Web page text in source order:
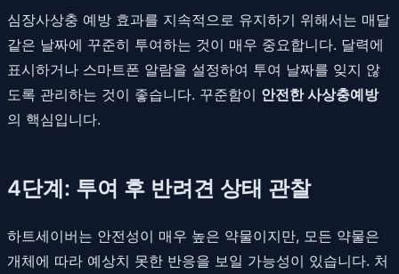
심장사상충 예방 효과를 지속적으로 유지하기 위해서는 매달
같은 날짜에 꾸준히 투여하는 것이 매우 중요합니다. 달력에
표시하거나 스마트폰 알람을 설정하여 투여 날짜를 잊지 않
도록 관리하는 것이 좋습니다. 꾸준함이 안전한 사상충예방
의 핵심입니다.
4단계: 투여 후 반려견 상태 관찰
하트세이버는 안전성이 매우 높은 약물이지만, 모든 약물은
개체에 따라 예상치 못한 반응을 보일 가능성이 있습니다. 처